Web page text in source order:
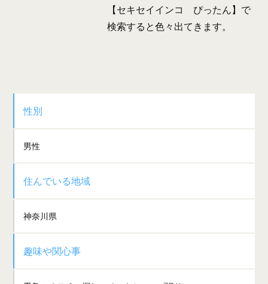
【セキセイインコ ぴったん】で
検索すると色々出てきます。
性別
男性
住んでいる地域
神奈川県
趣味や関心事